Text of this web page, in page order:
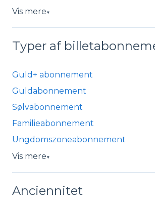
Vis mere▼
Typer af
Guld+ abonnement
Guldabonnement
Sølvabonnement
Familieabonnement
Ungdomszoneabonnement
Vis mere▼
Anciennitet